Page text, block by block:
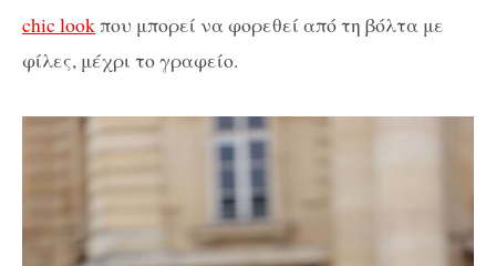
chic lookπου μπορεί να φορεθεί από τη βόλτα με
φίλες, μέχρι το γραφείο.